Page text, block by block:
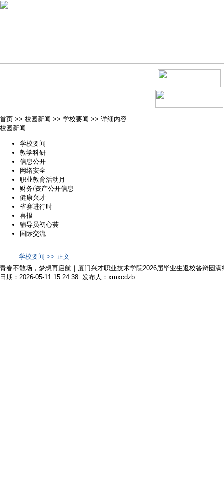
首页 >> 校园新闻 >> 学校要闻 >> 详细内容
校园新闻
学校要闻
教学科研
信息公开
网络安全
职业教育活动月
财务/资产公开信息
健康兴才
省赛进行时
喜报
辅导员初心荟
国际交流
学校要闻 >> 正文
青春不散场，梦想再启航｜厦门兴才职业技术学院2026届毕业生返校答辩圆满
日期：2026-05-11 15:24:38 发布人：xmxcdzb